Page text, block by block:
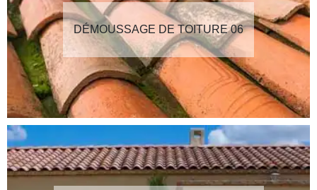
DÉMOUSSAGE DE TOITURE 06